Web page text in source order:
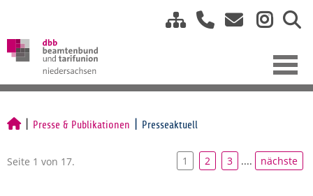
Presse & Publikationen Presseaktuell
Seite 1 von 17. 1 2 3 .... nächste